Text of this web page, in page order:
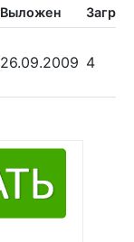
Выложен
26.09.2009 4